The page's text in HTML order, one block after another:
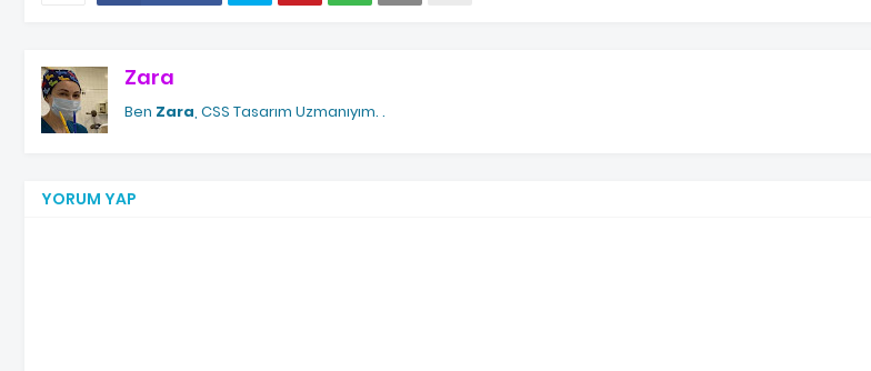
Zara
Ben Zara , CSS Tasarım Uzmanıyım. .
YORUM YAP